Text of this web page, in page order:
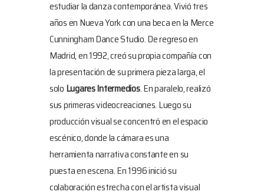
estudiar la danza contemporánea. Vivió tres
años en Nueva York con una beca en la Merce
Cunningham Dance Studio. De regreso en
Madrid, en 1992, creó su propia compañía con
la presentación de su primera pieza larga, el
solo Lugares Intermedios. En paralelo, realizó
sus primeras videocreaciones. Luego su
producción visual se concentró en el espacio
escénico, donde la cámara es una
herramienta narrativa constante en su
puesta en escena. En 1996 inició su
colaboración estrecha con el artista visual